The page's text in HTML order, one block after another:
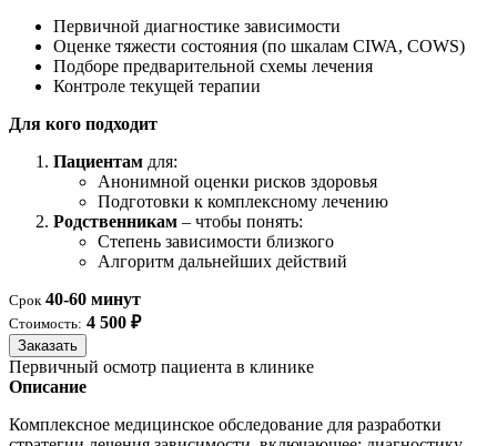
Первичной диагностике зависимости
Оценке тяжести состояния (по шкалам CIWA, COWS)
Подборе предварительной схемы лечения
Контроле текущей терапии
Для кого подходит
Пациентам для:
Анонимной оценки рисков здоровья
Подготовки к комплексному лечению
Родственникам – чтобы понять:
Степень зависимости близкого
Алгоритм дальнейших действий
Срок 40-60 минут
Стоимость: 4 500 ₽
Заказать
Первичный осмотр пациента в клинике
Описание
Комплексное медицинское обследование для разработки